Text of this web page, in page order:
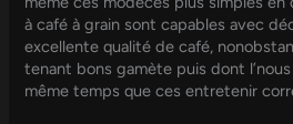
à café à grain sont capables avec
excellente qualité de café,
tenant bons gamète puis dont
même temps que ces entretenir